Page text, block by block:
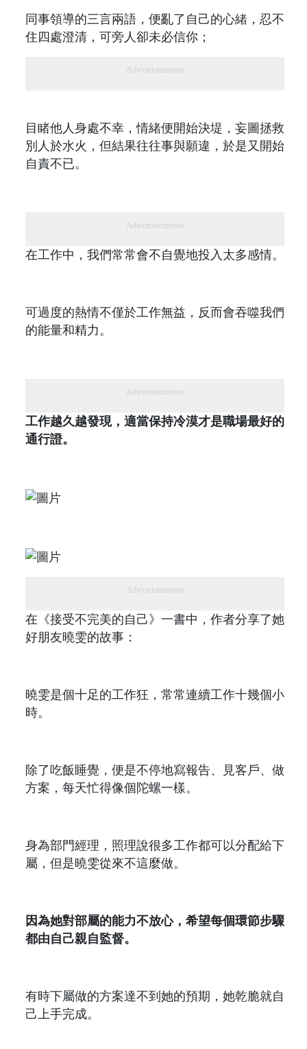
同事領導的三言兩語，便亂了自己的心緒，忍不
住四處澄清，可旁人卻未必信你；
Advertisements
目睹他人身處不幸，情緒便開始決堤，妄圖拯救
別人於水火，但結果往往事與願違，於是又開始
自責不已。
Advertisements
在工作中，我們常常會不自覺地投入太多感情。
可過度的熱情不僅於工作無益，反而會吞噬我們
的能量和精力。
Advertisements
工作越久越發現，適當保持冷漠才是職場最好的
通行證。
Advertisements
在《接受不完美的自己》一書中，作者分享了她
好朋友曉雯的故事：
曉雯是個十足的工作狂，常常連續工作十幾個小
時。
除了吃飯睡覺，便是不停地寫報告、見客戶、做
方案，每天忙得像個陀螺一樣。
身為部門經理，照理說很多工作都可以分配給下
屬，但是曉雯從來不這麼做。
因為她對部屬的能力不放心，希望每個環節步驟
都由自己親自監督。
有時下屬做的方案達不到她的預期，她乾脆就自
己上手完成。